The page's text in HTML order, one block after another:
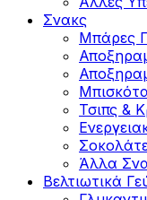
Σνακς
Μπάρες
Τσιπς &
Άλλα
Βελτιωτικά